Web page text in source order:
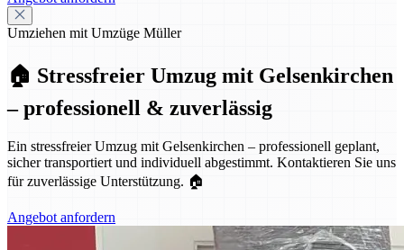
Umziehen mit Umzüge Müller
🏠 Stressfreier Umzug mit Gelsenkirchen
– professionell & zuverlässig
Ein stressfreier Umzug mit Gelsenkirchen – professionell geplant,
sicher transportiert und individuell abgestimmt. Kontaktieren Sie uns
für zuverlässige Unterstützung. 🏠
Angebot anfordern